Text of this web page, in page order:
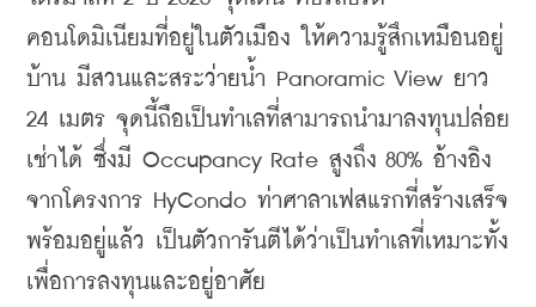
คอนโดมิเนียมที่อยู่ในตัวเมือง ให้ความรู้สึกเหมือนอยู่
บ้าน มีสวนและสระว่ายน้ำ Panoramic View ยาว
24 เมตร จุดนี้ถือเป็นทำเลที่สามารถนำมาลงทุนปล่อย
เช่าได้ ซึ่งมี Occupancy Rate สูงถึง 80% อ้างอิง
จากโครงการ HyCondo ท่าศาลาเฟสแรกที่สร้างเสร็จ
พร้อมอยู่แล้ว เป็นตัวการันตีได้ว่าเป็นทำเลที่เหมาะทั้ง
เพื่อการลงทุนและอยู่อาศัย